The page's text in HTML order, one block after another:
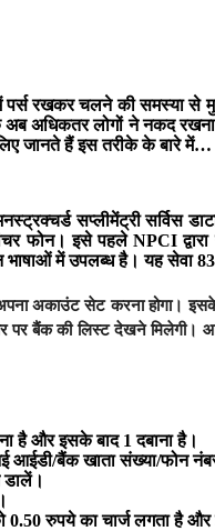
रखकर चलने की समस्या से
अधिकतर लोगों ने नकद रखना
जानते हैं इस तरीके के बारे में…
सप्लीमेंट्री
फोन। इसे पहले NPCI
में उपलब्ध है। यह सेवा 83
अकाउंट सेट करना होगा।
पर बैंक की लिस्ट देखने
है और इसके बाद 1 दबाना है।
आईडी/बैंक खाता संख्या/फोन
डालें।
0.50 रुपये का चार्ज लगता है